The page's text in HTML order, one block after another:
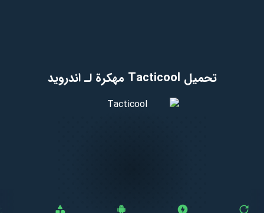
تحميل Tacticool مهكرة لـ اندرويد